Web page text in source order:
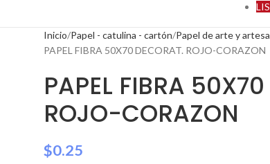
Inicio Papel - catulina - cartón Papel de arte y
PAPEL FIBRA 50X70 DECORAT. ROJO-CORAZON
PAPEL FIBRA
ROJO-CORAZON
$0.25